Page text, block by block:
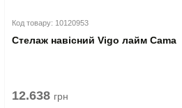
Код товару: 10120953
Стелаж навісний Vigo лайм Cama
12.638 грн